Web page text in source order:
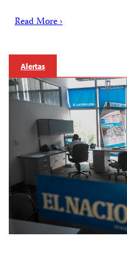
Read More ›
Alertas